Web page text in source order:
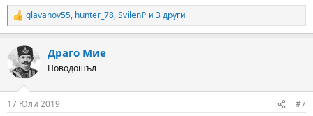
R
e
c
t
i
s
glavanov55, hunter_78,SvilenP и 3 други
Драго Мие
Новодошъл
17 Юли 2019 #7